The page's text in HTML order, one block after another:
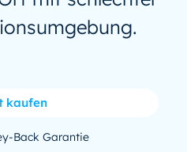
kaufen
Back Garantie